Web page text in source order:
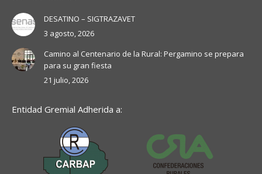
DESATINO – SIGTRAZAVET
3 agosto, 2026
Camino al Centenario de la Rural: Pergamino se prepara
para su gran fiesta
21 julio, 2026
Entidad Gremial Adherida a: